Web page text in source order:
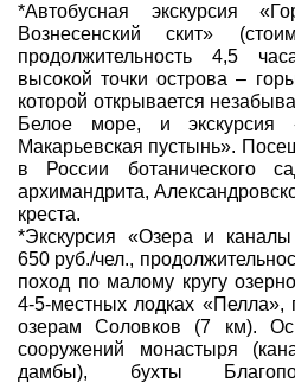
*Автобусная экскурсия
Вознесенский скит»
продолжительность 4,5
высокой точки острова –
которой открывается
Белое море, и экскурсия
Макарьевская пустынь».
в России ботанического
архимандрита,
креста.
*Экскурсия «Озера и
650 руб./чел.,
поход по малому кругу
4-5-местных лодках «Пелла»,
озерам Соловков (7 км).
сооружений монастыря
дамбы), бухты